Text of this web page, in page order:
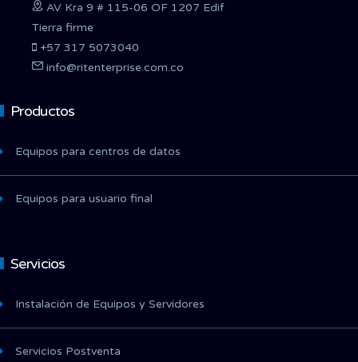
AV Kra 9 # 115-06 OF 1207 Edif
Tierra firme
+57 317 5073040
info@ritenterprise.com.co
Productos
Equipos para centros de datos
Equipos para usuario final
Servicios
Instalación de Equipos y Servidores
Servicios Postventa